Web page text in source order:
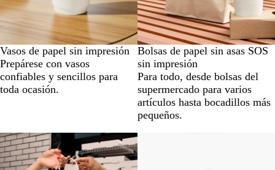
Vasos de papel sin impresión
Prepárese con vasos
confiables y sencillos para
toda ocasión.
Bolsas de papel sin asas SOS
sin impresión
Para todo, desde bolsas del
supermercado para varios
artículos hasta bocadillos más
pequeños.